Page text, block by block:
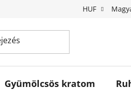
Blog
HUF
Gyümölcsös kratom